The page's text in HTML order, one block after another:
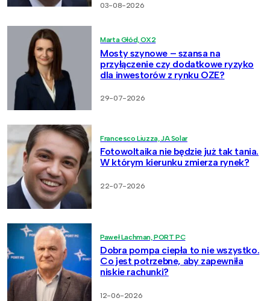
03-08-2026
Marta Głód, OX2
Mosty szynowe – szansa na
przyłączenie czy dodatkowe ryzyko
dla inwestorów z rynku OZE?
29-07-2026
Francesco Liuzza, JA Solar
Fotowoltaika nie będzie już tak tania.
W którym kierunku zmierza rynek?
22-07-2026
Paweł Lachman, PORT PC
Dobra pompa ciepła to nie wszystko.
Co jest potrzebne, aby zapewniła
niskie rachunki?
12-06-2026